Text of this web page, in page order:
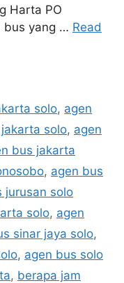
Harta PO
bus yang … Read
solo, agen
solo, agen
bus jakarta
, agen bus
jurusan solo
solo, agen
sinar jaya solo,
, agen bus solo
, berapa jam